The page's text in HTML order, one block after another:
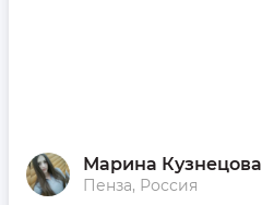
Марина Кузнецова
Пенза, Россия